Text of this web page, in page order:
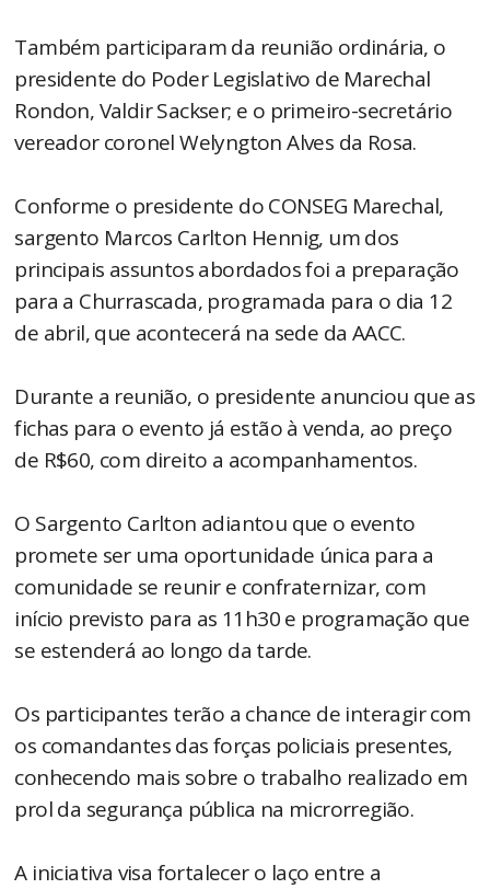
Também participaram da reunião ordinária, o
presidente do Poder Legislativo de Marechal
Rondon, Valdir Sackser; e o primeiro-secretário
vereador coronel Welyngton Alves da Rosa.
Conforme o presidente do CONSEG Marechal,
sargento Marcos Carlton Hennig, um dos
principais assuntos abordados foi a preparação
para a Churrascada, programada para o dia 12
de abril, que acontecerá na sede da AACC.
Durante a reunião, o presidente anunciou que as
fichas para o evento já estão à venda, ao preço
de R$60, com direito a acompanhamentos.
O Sargento Carlton adiantou que o evento
promete ser uma oportunidade única para a
comunidade se reunir e confraternizar, com
início previsto para as 11h30 e programação que
se estenderá ao longo da tarde.
Os participantes terão a chance de interagir com
os comandantes das forças policiais presentes,
conhecendo mais sobre o trabalho realizado em
prol da segurança pública na microrregião.
A iniciativa visa fortalecer o laço entre a